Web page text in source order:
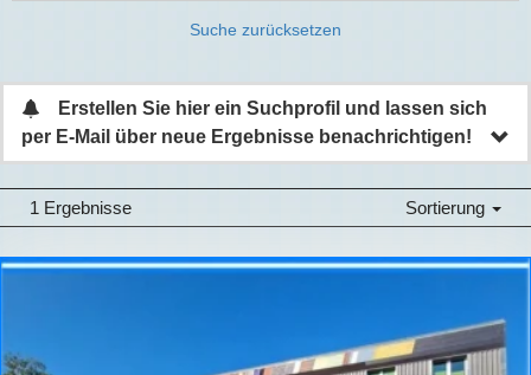
Suche zurücksetzen
Erstellen Sie hier ein Suchprofil und lassen sich
per E-Mail über neue Ergebnisse benachrichtigen!
1 Ergebnisse Sortierung